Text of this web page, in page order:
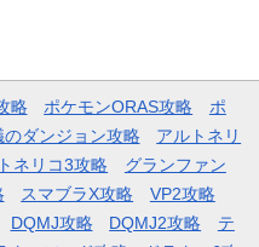
略 ポケモンORAS攻略
ポ
ダンジョン攻略
アルトネリ
ネリコ3攻略
グランファン
スマブラX攻略
VP2攻略
DQMJ攻略 DQMJ2攻略
テ